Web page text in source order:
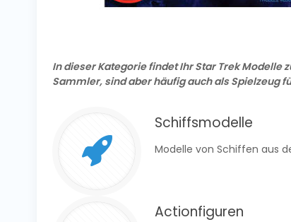
In dieser Kategorie findet Ihr Star Trek Modelle
Sammler, sind aber häufig auch als Spielzeug
Schiffsmodelle
Modelle von Schiffen aus
Actionfiguren